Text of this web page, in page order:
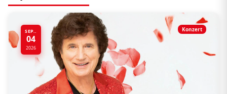
SEP..
04
2026
Konzert